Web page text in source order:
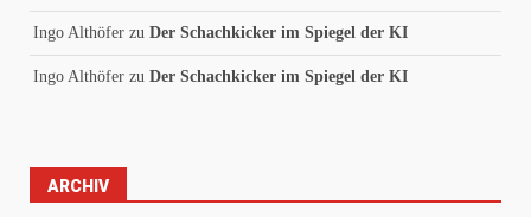
Ingo Althöfer zu Der Schachkicker im Spiegel der KI
Ingo Althöfer zu Der Schachkicker im Spiegel der KI
ARCHIV